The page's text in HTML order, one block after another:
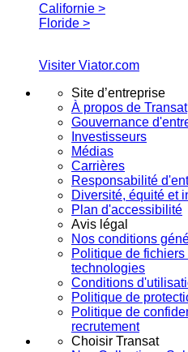
Californie >
Floride >
Visiter Viator.com
Site d’entreprise
À propos de Transat
Gouvernance
Investisseurs
Médias
Carrières
Responsabilité
Diversité, équité et
Plan d'accessibilité
Avis légal
Nos conditions
Politique de
technologies
Conditions
Politique de
Politique de
recrutement
Choisir Transat